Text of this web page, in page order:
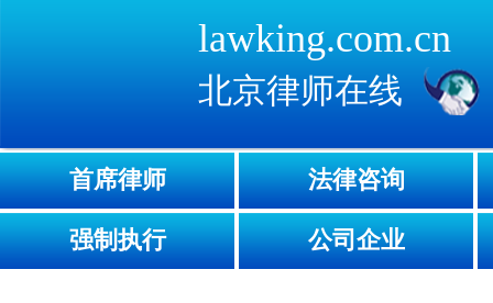
lawking.com.cn
北京律师在线
首席律师 法律咨询
强制执行 公司企业